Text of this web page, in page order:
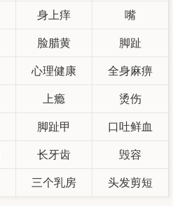
身上痒 嘴
脸腊黄 脚趾
心理健康 全身麻痹
上瘾 烫伤
脚趾甲 口吐鲜血
长牙齿 毁容
三个乳房 头发剪短